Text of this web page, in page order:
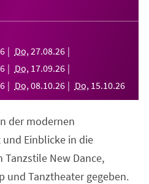
Do, 27.08.26
Do, 17.09.26
Do, 08.10.26 Do, 15.10.26
der modernen
Einblicke in die
New Dance,
und Tanztheater gegeben.